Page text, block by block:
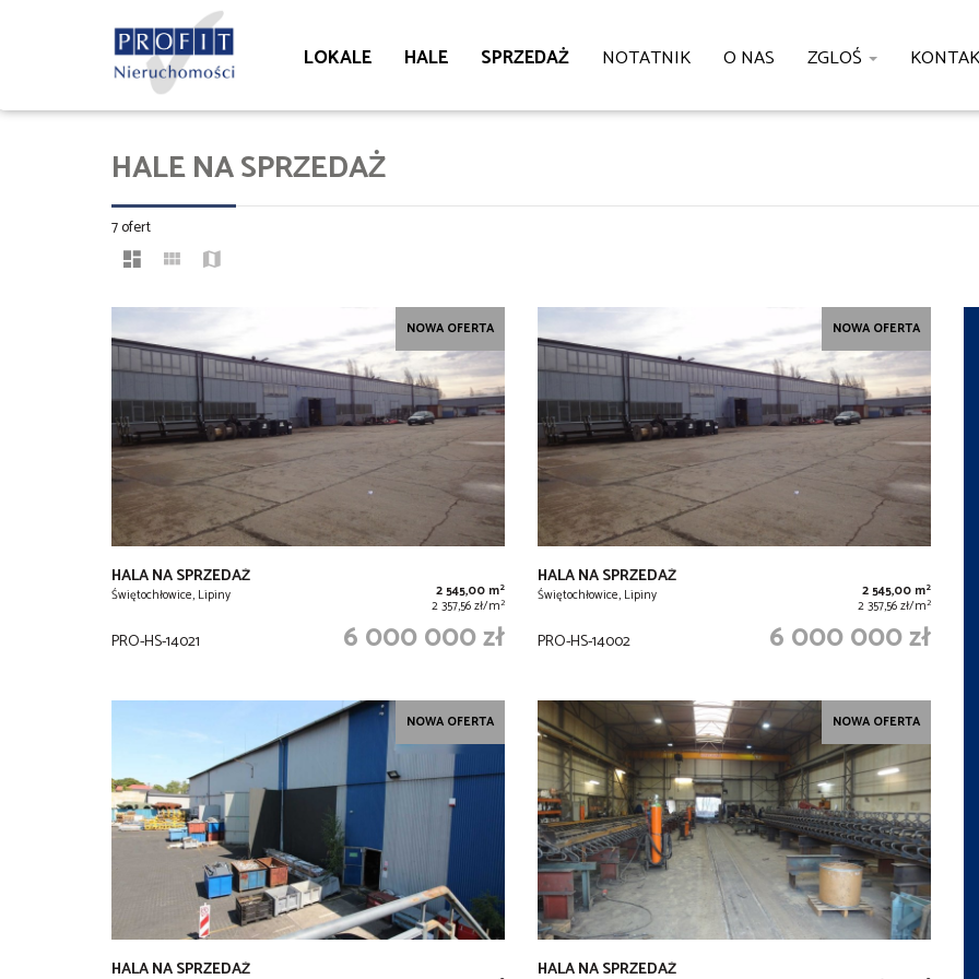
LOKALE HALE SPRZEDAŻ NOTATNIK O NAS ZGLOŚ
HALE NA SPRZEDAŻ
7 ofert
NOWA OFERTA
HALA NA SPRZEDAŻ
Świętochłowice, Lipiny 2 545,00 m2
2 357,56 zł/m2
PRO-HS-14021 6 000 000 zł
NOWA OFERTA
HALA NA SPRZEDAŻ
Świętochłowice, Lipiny 2 545,00 m2
2 357,56 zł/m2
PRO-HS-14002 6 000 000 zł
NOWA OFERTA
HALA NA SPRZEDAŻ
NOWA OFERTA
HALA NA SPRZEDAŻ